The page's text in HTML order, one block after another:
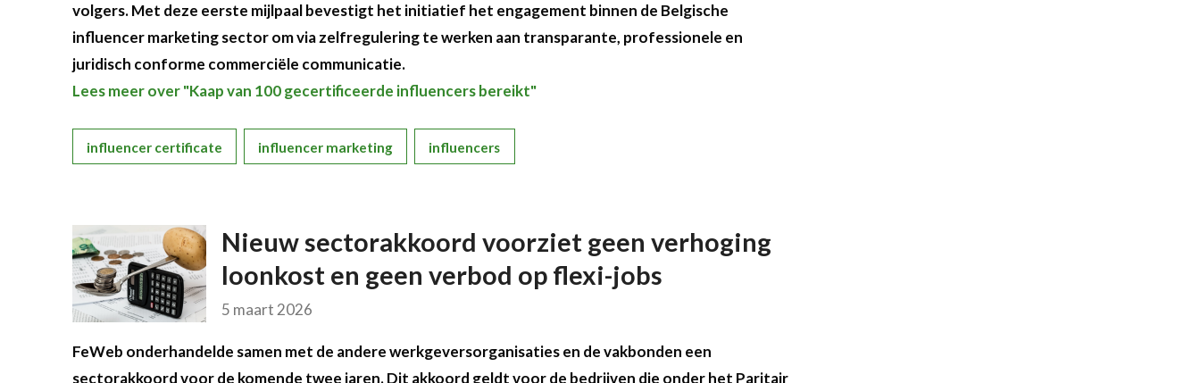
volgers. Met deze eerste mijlpaal bevestigt het initiatief het engagement binnen de Belgische
influencer marketing sector om via zelfregulering te werken aan transparante, professionele en
juridisch conforme commerciële communicatie.
Lees meer over "Kaap van 100 gecertificeerde influencers bereikt"
influencer certificate influencer marketing influencers
Nieuw sectorakkoord voorziet geen verhoging
loonkost en geen verbod op flexi-jobs
5 maart 2026
FeWeb onderhandelde samen met de andere werkgeversorganisaties en de vakbonden een
sectorakkoord voor de komende twee jaren. Dit akkoord geldt voor de bedrijven die onder het Paritair